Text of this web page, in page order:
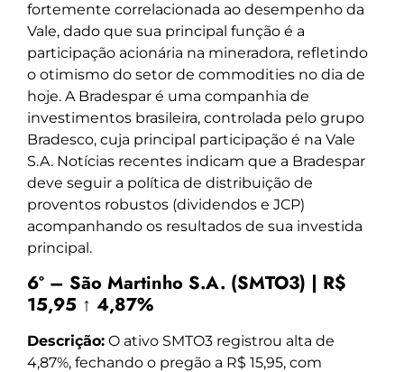
fortemente correlacionada ao desempenho da
Vale, dado que sua principal função é a
participação acionária na mineradora, refletindo
o otimismo do setor de commodities no dia de
hoje. A Bradespar é uma companhia de
investimentos brasileira, controlada pelo grupo
Bradesco, cuja principal participação é na Vale
S.A. Notícias recentes indicam que a Bradespar
deve seguir a política de distribuição de
proventos robustos (dividendos e JCP)
acompanhando os resultados de sua investida
principal.
6º – São Martinho S.A. (SMTO3) | R$
15,95 ↑ 4,87%
Descrição: O ativo SMTO3 registrou alta de
4,87%, fechando o pregão a R$ 15,95, com